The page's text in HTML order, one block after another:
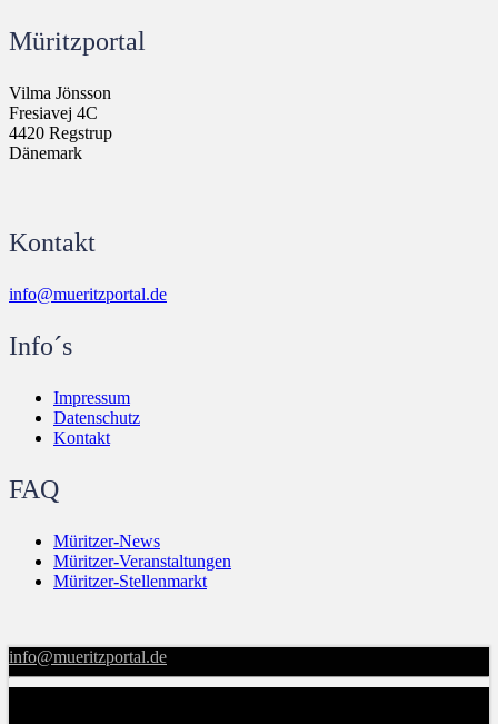
Müritzportal
Vilma Jönsson
Fresiavej 4C
4420 Regstrup
Dänemark
Kontakt
info@mueritzportal.de
Info´s
Impressum
Datenschutz
Kontakt
FAQ
Müritzer-News
Müritzer-Veranstaltungen
Müritzer-Stellenmarkt
info@mueritzportal.de